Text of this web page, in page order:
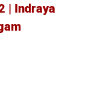
| Indraya